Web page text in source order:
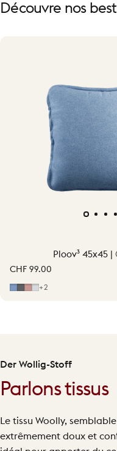
Découvre nos
Ploov³ 45x45 |
CHF 99.00
Bleu classique
Rose pâle
Gris clair
+2
Der Wollig-Stoff
Parlons tissus
Le tissu Woolly,
extrêmement doux et